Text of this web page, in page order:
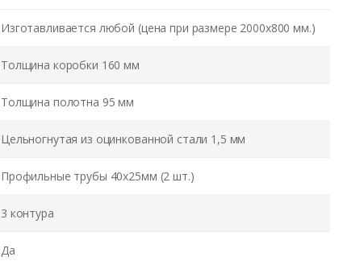
Изготавливается любой (цена при размере 2000x800 мм.)
Толщина коробки 160 мм
Толщина полотна 95 мм
Цельногнутая из оцинкованной стали 1,5 мм
Профильные трубы 40х25мм (2 шт.)
3 контура
Да